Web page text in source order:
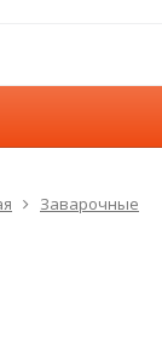
Заварочные